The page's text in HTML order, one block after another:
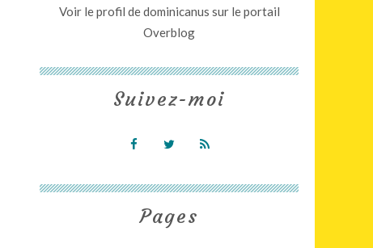
Pages
Voir le profil dedominicanus sur le portail
Overblog
Suivez-moi